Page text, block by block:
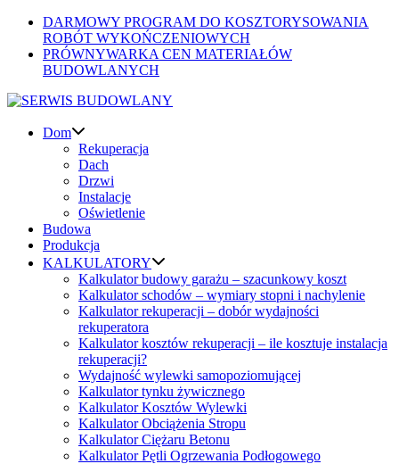
Skip
content
DARMOWY PROGRAM DO KOSZTORYSOWANIA
ROBÓT WYKOŃCZENIOWYCH
PRÓWNYWARKA CEN MATERIAŁÓW
BUDOWLANYCH
Dom
Rekuperacja
Dach
Drzwi
Instalacje
Oświetlenie
Budowa
Produkcja
KALKULATORY
Kalkulator budowy garażu – szacunkowy koszt
Kalkulator schodów – wymiary stopni i nachylenie
Kalkulator rekuperacji – dobór wydajności
rekuperatora
Kalkulator kosztów rekuperacji – ile kosztuje instalacja
rekuperacji?
Wydajność wylewki samopoziomującej
Kalkulator tynku żywicznego
Kalkulator Kosztów Wylewki
Kalkulator Obciążenia Stropu
Kalkulator Ciężaru Betonu
Kalkulator Pętli Ogrzewania Podłogowego